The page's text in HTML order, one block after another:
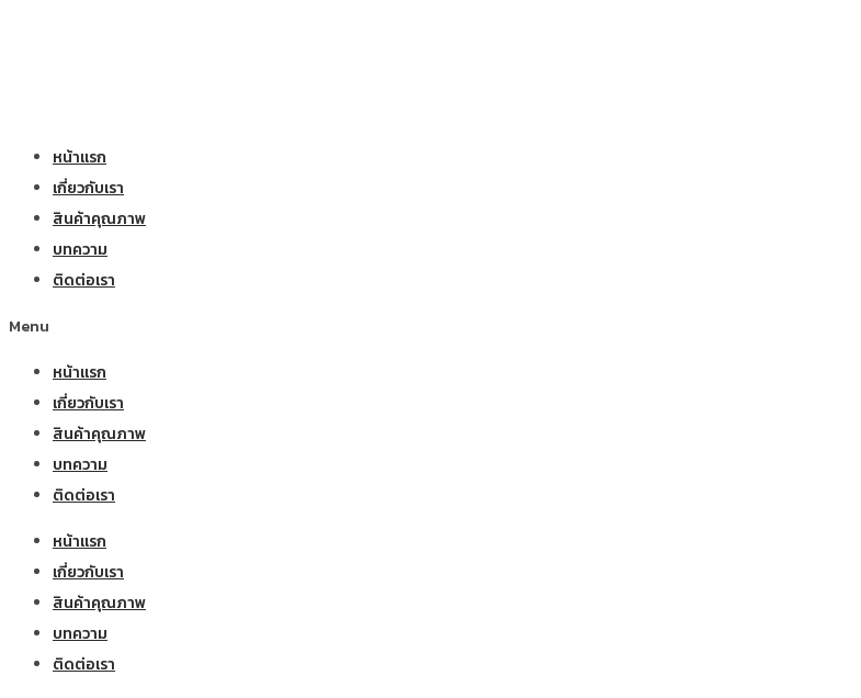
หน้าแรก
เกี่ยวกับเรา
สินค้าคุณภาพ
บทความ
ติดต่อเรา
Menu
หน้าแรก
เกี่ยวกับเรา
สินค้าคุณภาพ
บทความ
ติดต่อเรา
หน้าแรก
เกี่ยวกับเรา
สินค้าคุณภาพ
บทความ
ติดต่อเรา